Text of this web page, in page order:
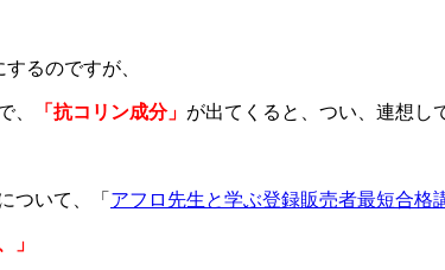
るのですが、
、 「抗コリン成分」 が出てくると、つい、連想し
ついて、「 アフロ先生と学ぶ登録販売者最短合格
」